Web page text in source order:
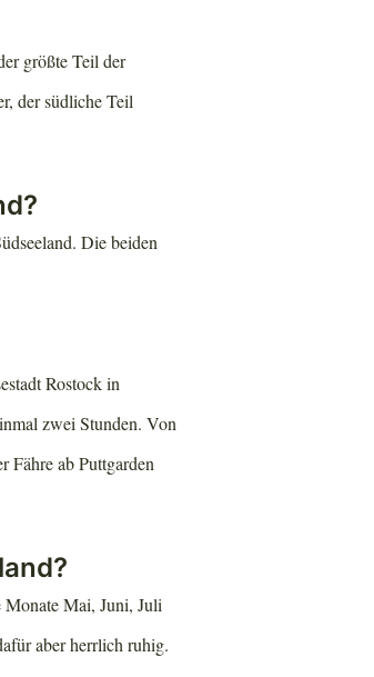
größte Teil der
der südliche Teil
Die beiden
Rostock in
zwei Stunden. Von
Fähre ab Puttgarden
Monate Mai, Juni, Juli
aber herrlich ruhig.